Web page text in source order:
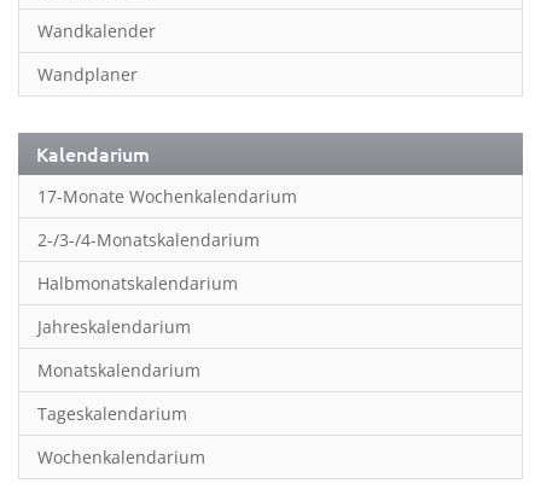
Inspiration & Spiritualität
Kinderkalender
Kunst
Länder & Städte
Landschaft & Natur
Lifestyle
Literatur
Manga & Animé
Neutrale Kalender
Partner- & Wandplaner
Planung & Organisation
Wandkalender
Wandplaner
Kalendarium
17-Monate Wochenkalendarium
2-/3-/4-Monatskalendarium
Halbmonatskalendarium
Jahreskalendarium
Monatskalendarium
Tageskalendarium
Wochenkalendarium